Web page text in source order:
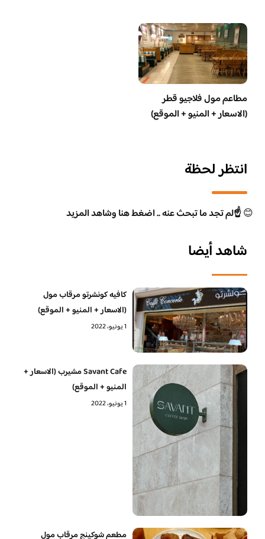
مطاعم مول فلاجيو قطر
(الاسعار + المنيو + الموقع)
انتظر لحظة
😊☝️لم تجد ما تبحث عنه .. اضغط هنا وشاهد المزيد
شاهد أيضا
كافيه كونشرتو مرقاب مول
(الاسعار + المنيو + الموقع)
1 يونيو، 2022
Savant Cafe مشيرب (الاسعار +
المنيو + الموقع)
1 يونيو، 2022
مطعم شوكينج مرقاب مول